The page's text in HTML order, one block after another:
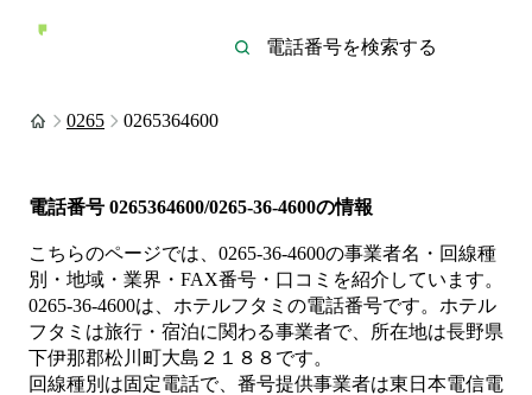
0265 0265364600
電話番号 0265364600/0265-36-4600の情報
こちらのページでは、 0265-36-4600の事業者名・回線種
別・地域・業界・FAX番号・口コミを紹介しています。
0265-36-4600は、 ホテルフタミ の電話番号です。 ホテル
フタミは旅行・宿泊に関わる事業者で、所在地は長野県
下伊那郡松川町大島２１８８ です。
回線種別は固定電話で、番号提供事業者は東日本電信電